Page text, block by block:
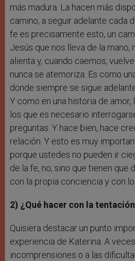
más madura. La hacen más
camino, a seguir adelante cada
fe es precisamente esto, un
Jesús que nos lleva de la mano,
alienta y, cuando caemos,
nunca se atemoriza. Es como
donde siempre se sigue
Y como en una historia de
los que es necesario
preguntas. Y hace bien, hace
relación. Y esto es muy
porque ustedes no pueden ir
de la fe, no, sino que tienen que
con la propia conciencia y con
2) ¿Qué hacer con la
Quisiera destacar un punto
experiencia de Katerina. A
incomprensiones o a las